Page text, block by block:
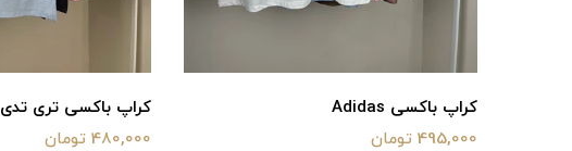
کراپ باکسی Adidas
495,000 تومان
کراپ باکسی تری تدی
480,000 تومان